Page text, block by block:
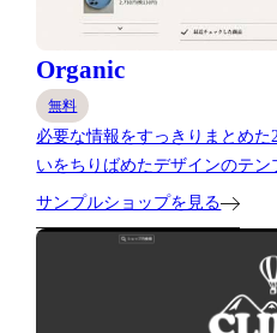
Organic
無料
必要な情報をすっきりまとめ
いをちりばめたデザインのテン
サンプルショップを見る